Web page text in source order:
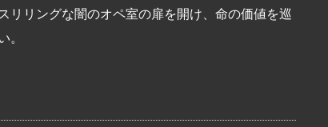
リリングな闇のオペ室の扉を開け、命の価値を巡
。